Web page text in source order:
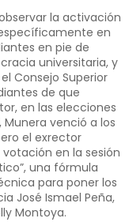
la activación
en
en pie de
universitaria, y
Consejo Superior
de que
en las elecciones
venció a los
el exrector
en la sesión
una fórmula
para poner los
José Ismael Peña,
Montoya.